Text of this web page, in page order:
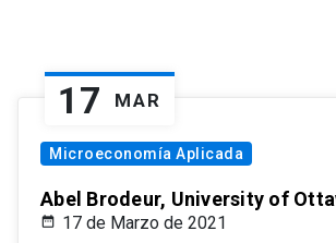
17 MAR
Microeconomía Aplicada
Abel Brodeur, University of
17 de Marzo de 2021